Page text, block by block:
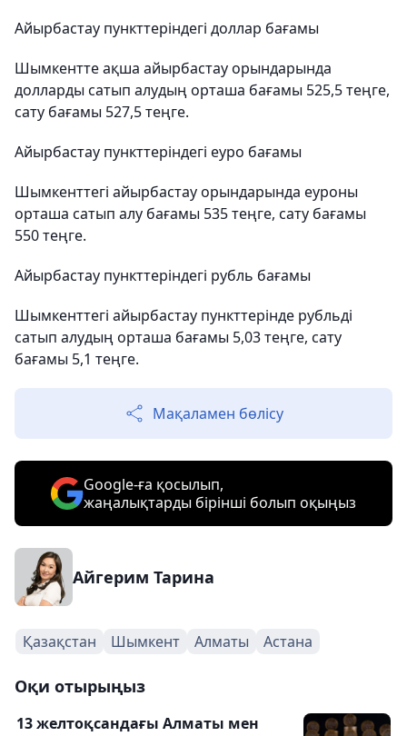
Айырбастау пункттеріндегі доллар бағамы
Шымкентте ақша айырбастау орындарында
долларды сатып алудың орташа бағамы 525,5 теңге,
сату бағамы 527,5 теңге.
Айырбастау пункттеріндегі еуро бағамы
Шымкенттегі айырбастау орындарында еуроны
орташа сатып алу бағамы 535 теңге, сату бағамы
550 теңге.
Айырбастау пункттеріндегі рубль бағамы
Шымкенттегі айырбастау пункттерінде рубльді
сатып алудың орташа бағамы 5,03 теңге, сату
бағамы 5,1 теңге.
Мақаламен бөлісу
Google-ға қосылып,
жаңалықтарды бірінші болып оқыңыз
Айгерим Тарина
Қазақстан Шымкент Алматы Астана
Оқи отырыңыз
13 желтоқсандағы Алматы мен